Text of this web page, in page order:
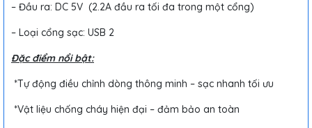
– Đầu ra: DC 5V (2.2A đầu ra tối đa trong một cổng)
– Loại cổng sạc: USB 2
Đặc điểm nổi bật:
*Tự động điều chỉnh dòng thông minh – sạc nhanh tối ưu
*Vật liệu chống cháy hiện đại – đảm bảo an toàn